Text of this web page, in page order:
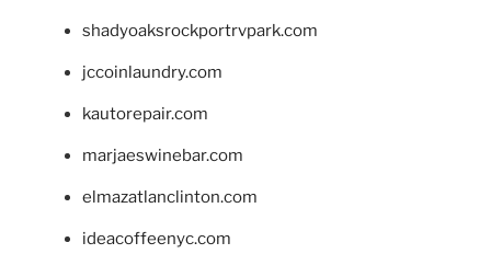
shadyoaksrockportrvpark.com
jccoinlaundry.com
kautorepair.com
marjaeswinebar.com
elmazatlanclinton.com
ideacoffeenyc.com